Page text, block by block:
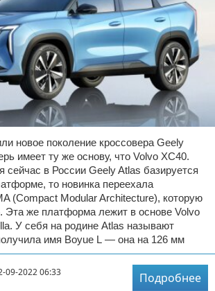
новое поколение кроссовера Geely
имеет ту же основу, что Volvo XC40.
в России Geely Atlas базируется
то новинка переехала
(Compact Modular Architecture), которую
Эта же платформа лежит в основе Volvo
У себя на родине Atlas называют
имя Boyue L — она на 126 мм
09-2022 06:33
Подробнее